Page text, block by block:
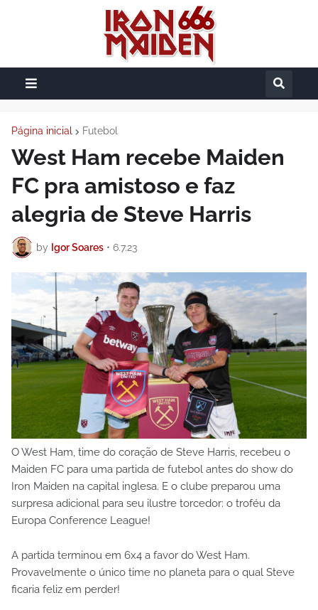
Página inicial Futebol
West Ham recebe Maiden
FC pra amistoso e faz
alegria de Steve Harris
by Igor Soares • 6.7.23
O West Ham, time do coração de Steve Harris, recebeu o
Maiden FC para uma partida de futebol antes do show do
Iron Maiden na capital inglesa. E o clube preparou uma
surpresa adicional para seu ilustre torcedor: o troféu da
Europa Conference League!
A partida terminou em 6x4 a favor do West Ham.
Provavelmente o único time no planeta para o qual Steve
ficaria feliz em perder!